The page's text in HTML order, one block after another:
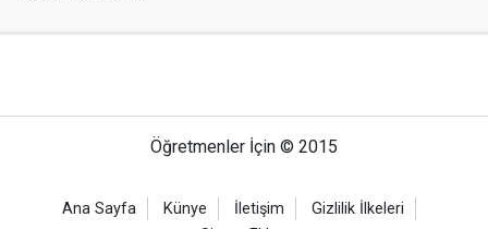
Öğretmenler İçin © 2015
Ana Sayfa Künye İletişim
Gizlilik İlkeleri